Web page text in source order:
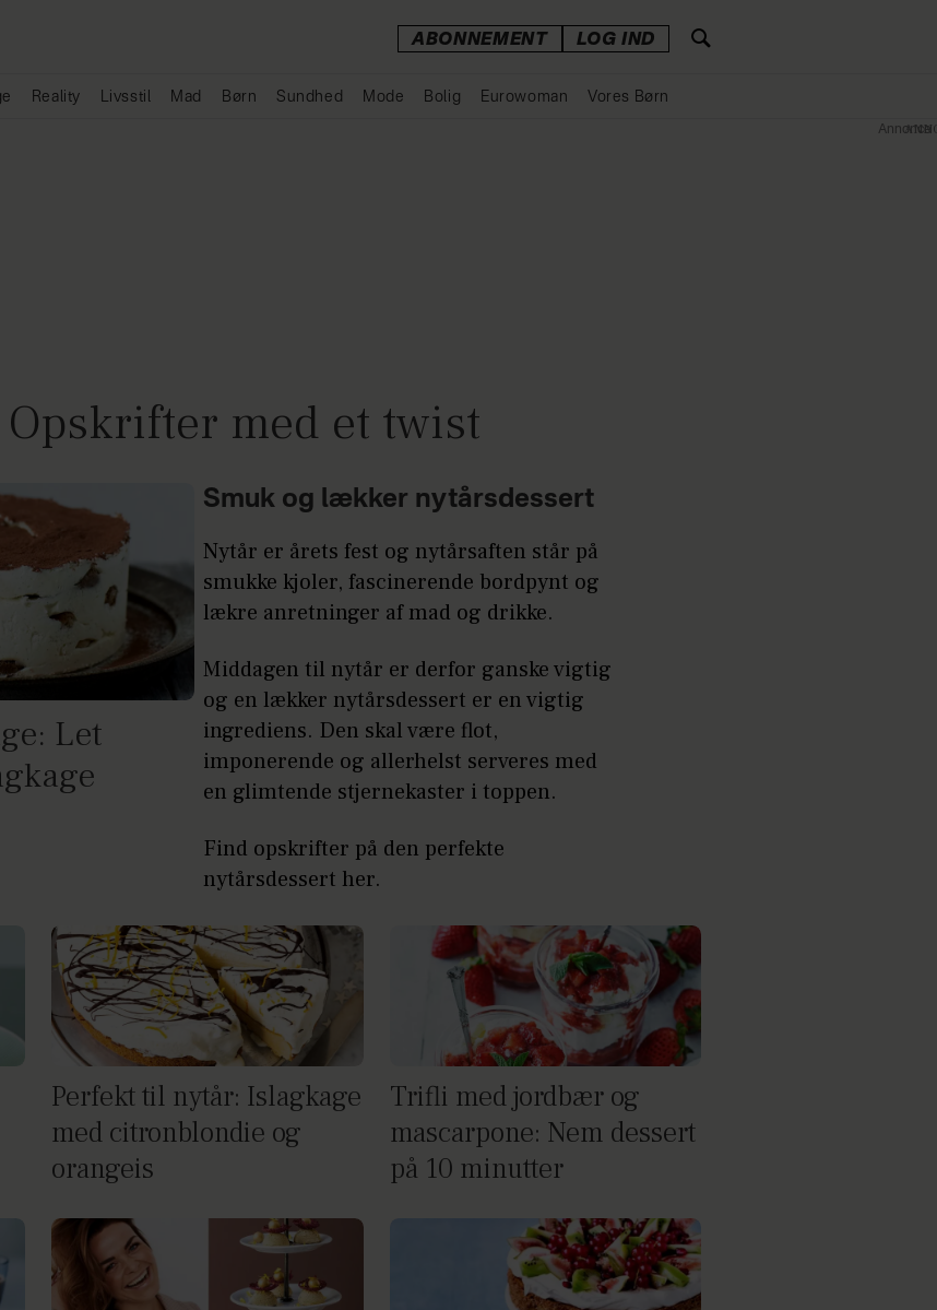
ABONNEMENT LOG IND
Reality Livsstil Mad Børn Sundhed Mode Bolig Eurowoman Vores Børn
med et twist
Let
Smuk og lækker nytårsdessert
Nytår er årets fest og nytårsaften står på
smukke kjoler, fascinerende bordpynt og
lækre anretninger af mad og drikke.
Middagen til nytår er derfor ganske vigtig
og en lækker nytårsdessert er en vigtig
ingrediens. Den skal være flot,
imponerende og allerhelst serveres med
en glimtende stjernekaster i toppen.
Find opskrifter på den perfekte
nytårsdessert her.
Perfekt til nytår: Islagkage
med citronblondie og
orangeis
Trifli med jordbær og
mascarpone: Nem dessert
på 10 minutter
Annonce